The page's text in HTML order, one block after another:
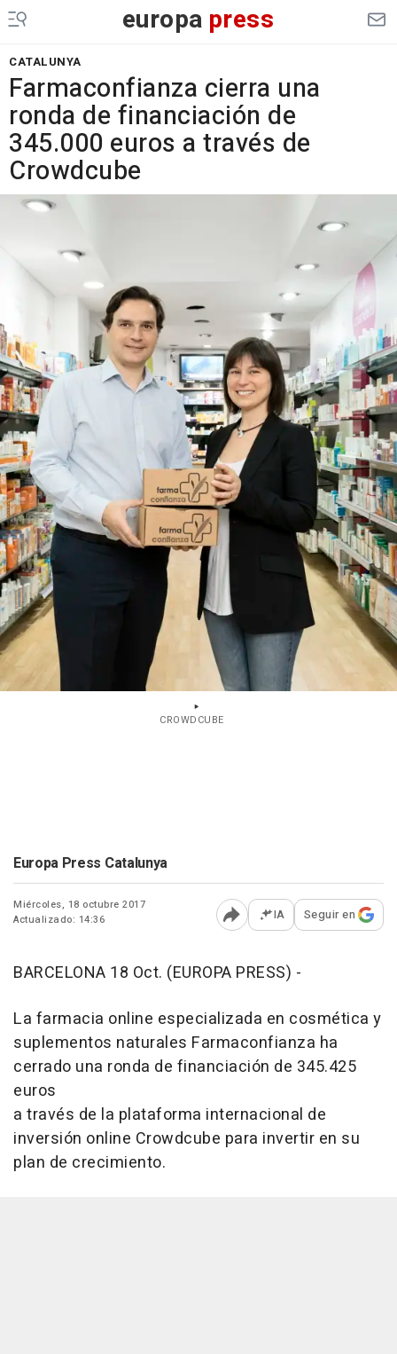
europa press
CATALUNYA
Farmaconfianza cierra una
ronda de financiación de
345.000 euros a través de
Crowdcube
CROWDCUBE
Europa Press Catalunya
Miércoles, 18 octubre 2017
Actualizado: 14:36
Abrir opciones para
IA Seguir en
BARCELONA 18 Oct. (EUROPA PRESS) -
La farmacia online especializada en cosmética y
suplementos naturales Farmaconfianza ha
cerrado una ronda de financiación de 345.425
euros
a través de la plataforma internacional de
inversión online Crowdcube para invertir en su
plan de crecimiento.